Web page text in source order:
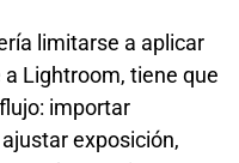
limitarse a aplicar
Lightroom, tiene que
importar
exposición,